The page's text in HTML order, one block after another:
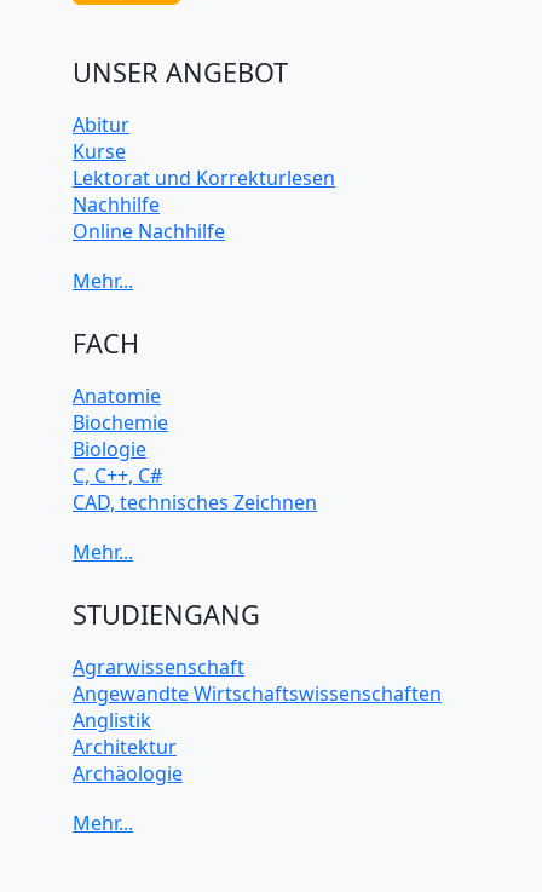
UNSER ANGEBOT
Abitur
Kurse
Lektorat und Korrekturlesen
Nachhilfe
Online Nachhilfe
FACH
Anatomie
Biochemie
Biologie
C, C++, C#
CAD, technisches Zeichnen
Computerarchitektur
Elektrotechnik
Java
JavaScript
Künstliche Intelligenz
Latein
Makroökonomie
Mechanik
STUDIENGANG
Agrarwissenschaft
Angewandte Wirtschaftswissenschaften
Anglistik
Architektur
Archäologie
Biochemie Wissenschaften